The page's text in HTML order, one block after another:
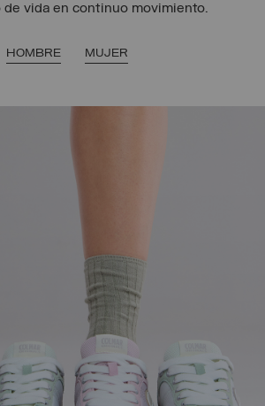
vida en continuo movimiento.
HOMBRE MUJER